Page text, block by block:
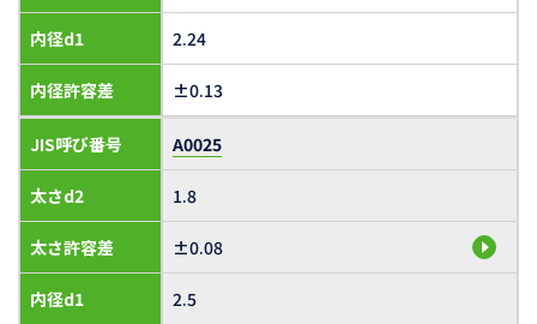
内径d1
内径許容差
2.24
±0.13
JIS呼び番号
太さd2
太さ許容差
内径d1
A0025
1.8
±0.08
2.5